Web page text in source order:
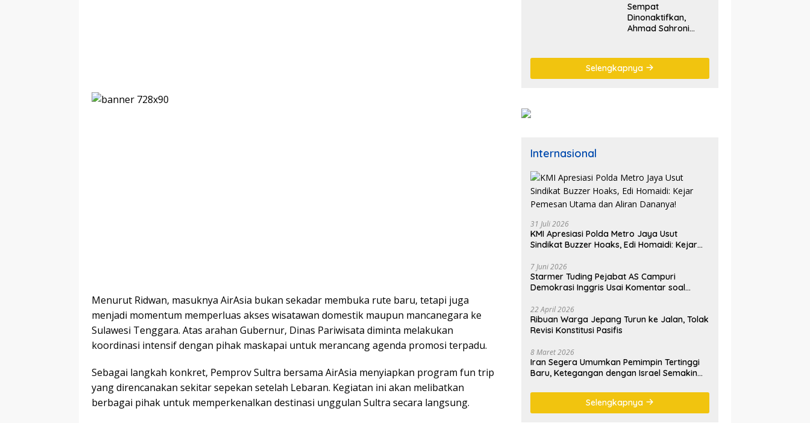
Menurut Ridwan, masuknya AirAsia bukan sekadar membuka rute baru, tetapi juga
menjadi momentum memperluas akses wisatawan domestik maupun mancanegara ke
Sulawesi Tenggara. Atas arahan Gubernur, Dinas Pariwisata diminta melakukan
koordinasi intensif dengan pihak maskapai untuk merancang agenda promosi terpadu.
Sebagai langkah konkret, Pemprov Sultra bersama AirAsia menyiapkan program fun trip
yang direncanakan sekitar sepekan setelah Lebaran. Kegiatan ini akan melibatkan
berbagai pihak untuk memperkenalkan destinasi unggulan Sultra secara langsung.
Sempat
Dinonaktifkan,
Ahmad Sahroni
DPR RI
Selengkapnya
Internasional
31 Juli 2026
KMI Apresiasi Polda Metro Jaya Usut
Sindikat Buzzer Hoaks, Edi Homaidi: Kejar
7 Juni 2026
Starmer Tuding Pejabat AS Campuri
Demokrasi Inggris Usai Komentar soal
22 April 2026
Ribuan Warga Jepang Turun ke Jalan, Tolak
Revisi Konstitusi Pasifis
8 Maret 2026
Iran Segera Umumkan Pemimpin Tertinggi
Baru, Ketegangan dengan Israel Semakin
Selengkapnya